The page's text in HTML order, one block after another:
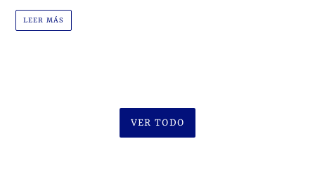
LEER MÁS
VER TODO